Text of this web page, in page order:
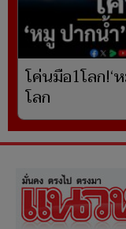
โค่นมือ1โลก!‘
โลก